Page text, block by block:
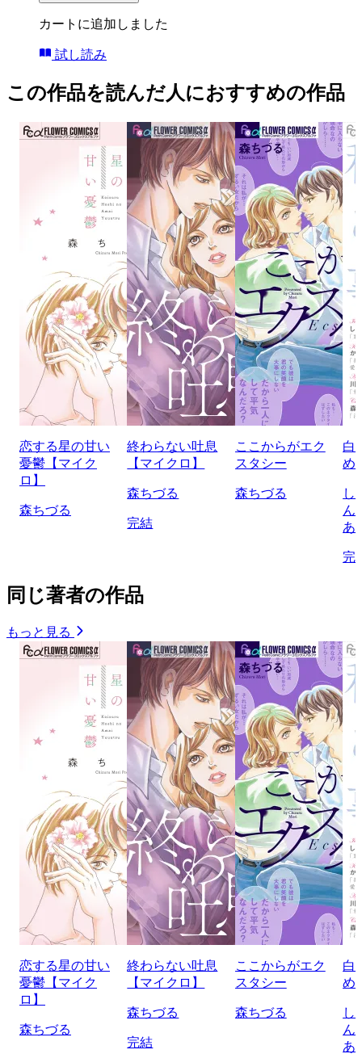
カートに追加しました
試し読み
この作品を読んだ人におすすめの作品
恋する星の甘い
憂鬱【マイク
ロ】
森ちづる
終わらない吐息
【マイクロ】
森ちづる
完結
ここからがエク
スタシー
森ちづる
白
め
し
ん
あ
完
同じ著者の作品
もっと見る
恋する星の甘い
憂鬱【マイク
ロ】
森ちづる
終わらない吐息
【マイクロ】
森ちづる
完結
ここからがエク
スタシー
森ちづる
白
め
し
ん
あ